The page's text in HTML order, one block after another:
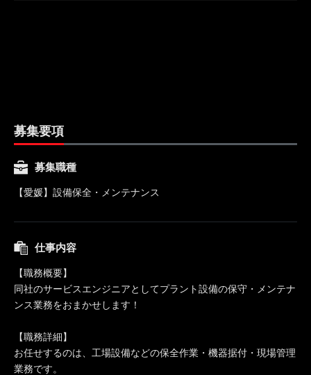
募集要項
募集職種
【愛媛】設備保全・メンテナンス
仕事内容
【職務概要】
同社のサービスエンジニアとしてプラント設備の保守・メンテナ
ンス業務をおまかせします！
【職務詳細】
お任せするのは、工場設備などの保全作業・機器据付・現場管理
業務です。